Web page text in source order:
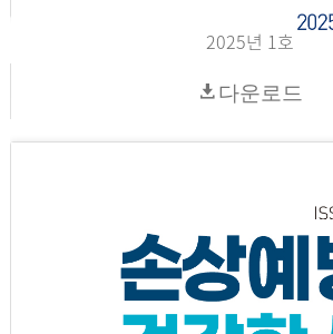
2025년 1호
다운로드